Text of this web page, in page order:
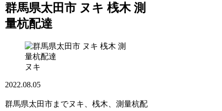
群馬県太田市 ヌキ 桟木 測
量杭配達
ヌキ
2022.08.05
群馬県太田市までヌキ、桟木、測量杭配